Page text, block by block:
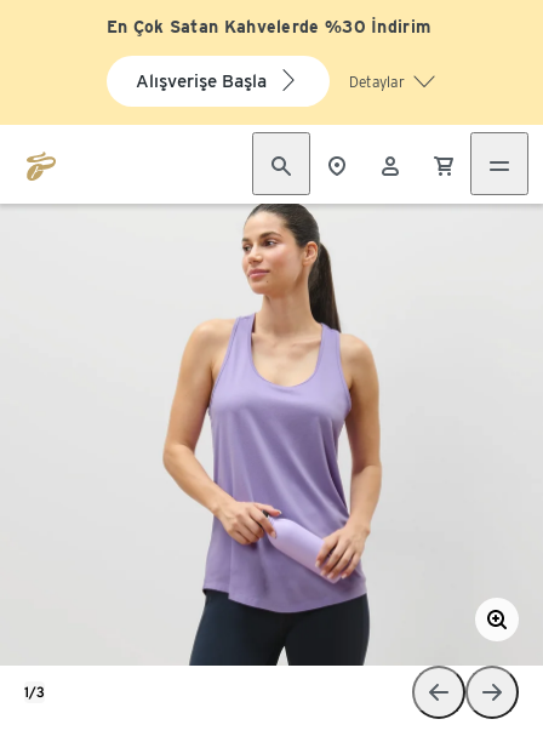
En Çok Satan Kahvelerde %30 İndirim
Alışverişe Başla Detaylar
1/3